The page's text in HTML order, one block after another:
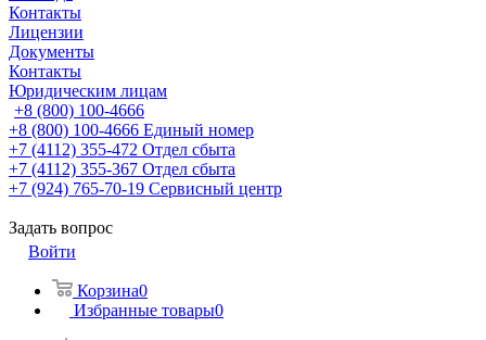
Контакты
Лицензии
Документы
Контакты
Юридическим лицам
+8 (800) 100-4666
+8 (800) 100-4666 Единый номер
+7 (4112) 355-472 Отдел сбыта
+7 (4112) 355-367 Отдел сбыта
+7 (924) 765-70-19 Сервисный центр
Задать вопрос
Войти
Корзина0
Избранные товары0